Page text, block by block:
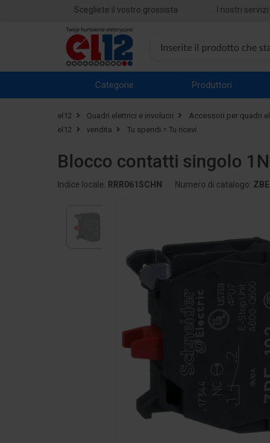
Scegliete il vostro grossista I nostri servizi
Categorie Produttori
el12 Quadri elettrici e involucri
Accessori per quadri
el12
vendita Tu spendi = Tu ricevi
Blocco contatti singolo
Indice locale: RRR061SCHN Numero di catalogo: